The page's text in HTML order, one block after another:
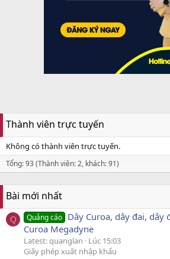
Thành viên trực tuyến
Không có thành viên trực tuyến.
Tổng: 93 (Thành viên: 2, khách: 91)
Bài mới nhất
Q Quảng cáo Dây Curoa, dây đai, dây
Curoa Megadyne
Latest: quanglan
Lúc 15:03
Giấy phép xuất nhập khẩu